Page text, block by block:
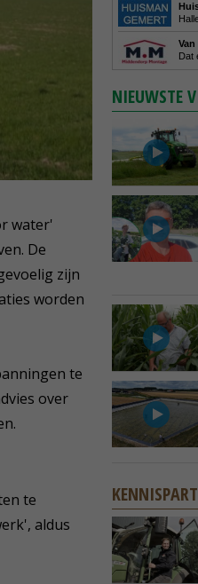
water'
De
zijn
worden
te
over
te
aldus
Dat
NIEUWSTE